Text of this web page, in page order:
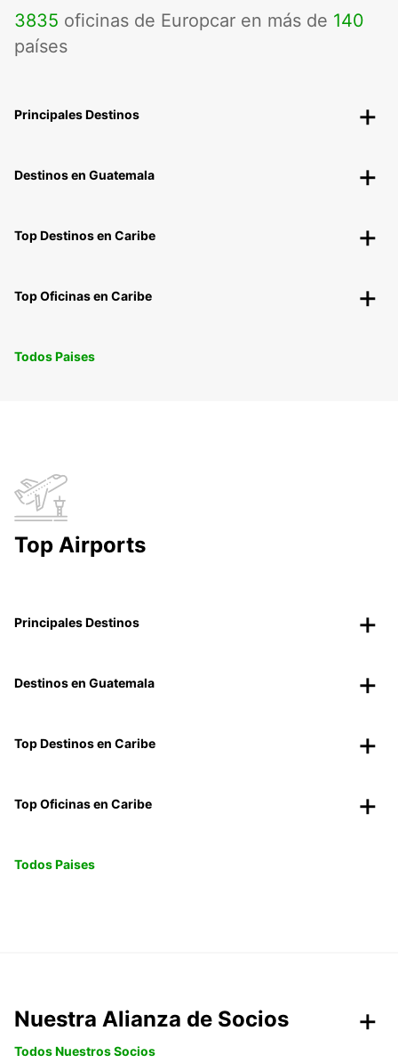
3835 oficinas de Europcar en más de 140
países
Principales Destinos
Destinos en Guatemala
Top Destinos en Caribe
Top Oficinas en Caribe
Todos Paises
Top Airports
Principales Destinos
Destinos en Guatemala
Top Destinos en Caribe
Top Oficinas en Caribe
Todos Paises
Nuestra Alianza de Socios
Todos Nuestros Socios